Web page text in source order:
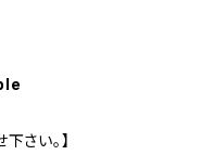
さい。】